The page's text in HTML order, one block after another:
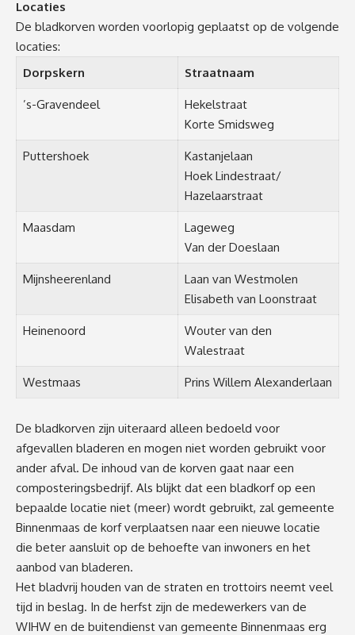
Locaties
De bladkorven worden voorlopig geplaatst op de volgende
locaties:
Dorpskern
Straatnaam
’s-Gravendeel
Hekelstraat
Korte Smidsweg
Puttershoek
Kastanjelaan
Hoek Lindestraat/
Hazelaarstraat
Maasdam
Lageweg
Van der Doeslaan
Mijnsheerenland
Laan van Westmolen
Elisabeth van Loonstraat
Heinenoord
Wouter van den
Walestraat
Westmaas Prins Willem Alexanderlaan
De bladkorven zijn uiteraard alleen bedoeld voor
afgevallen bladeren en mogen niet worden gebruikt voor
ander afval. De inhoud van de korven gaat naar een
composteringsbedrijf. Als blijkt dat een bladkorf op een
bepaalde locatie niet (meer) wordt gebruikt, zal gemeente
Binnenmaas de korf verplaatsen naar een nieuwe locatie
die beter aansluit op de behoefte van inwoners en het
aanbod van bladeren.
Het bladvrij houden van de straten en trottoirs neemt veel
tijd in beslag. In de herfst zijn de medewerkers van de
WIHW en de buitendienst van gemeente Binnenmaas erg